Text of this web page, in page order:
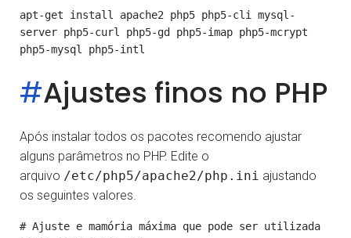
apt-get install apache2 php5 php5-cli mysql-
server php5-curl php5-gd php5-imap php5-mcrypt
#Ajustes finos no PHP
Após instalar todos os pacotes recomendo ajustar
alguns parâmetros no PHP. Edite o
arquivo /etc/php5/apache2/php.ini ajustando
os seguintes valores.
# Ajuste e mamória máxima que pode ser utilizada